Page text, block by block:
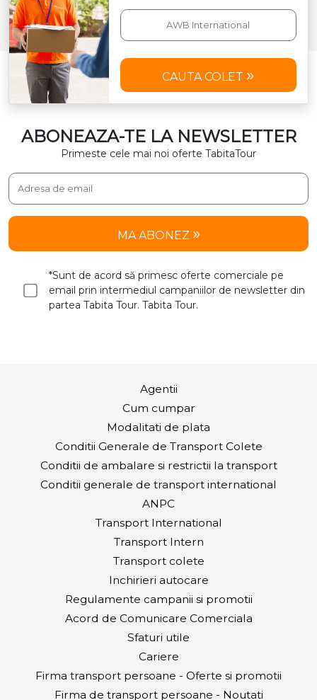
CAUTA COLET
ABONEAZA-TE LA NEWSLETTER
Primeste cele mai noi oferte TabitaTour
MA ABONEZ
*Sunt de acord să primesc oferte comerciale pe
email prin intermediul campaniilor de newsletter din
partea Tabita Tour. Tabita Tour.
Agentii
Cum cumpar
Modalitati de plata
Conditii Generale de Transport Colete
Conditii de ambalare si restrictii la transport
Conditii generale de transport international
ANPC
Transport International
Transport Intern
Transport colete
Inchirieri autocare
Regulamente campanii si promotii
Acord de Comunicare Comerciala
Sfaturi utile
Cariere
Firma transport persoane - Oferte si promotii
Firma de transport persoane - Noutati